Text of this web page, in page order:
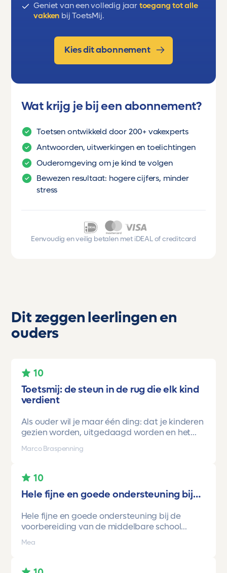
Geniet van een volledig jaar toegang tot alle
vakken bij ToetsMij.
Kies dit abonnement
Wat krijg je bij een abonnement?
Toetsen ontwikkeld door 200+ vakexperts
Antwoorden, uitwerkingen en toelichtingen
Ouderomgeving om je kind te volgen
Bewezen resultaat: hogere cijfers, minder
stress
Eenvoudig en veilig betalen met iDEAL of creditcard
Dit zeggen leerlingen en
ouders
10
Toetsmij: de steun in de rug die elk kind
verdient
Als ouder wil je maar één ding: dat je kinderen
gezien worden, uitgedaagd worden en het
zelf soms denken. Voor ons is Toetsmij daarin
kader. Een lieve, slimme meid, maar soms
toetsen van Toetsmij.....helder, betrouwbaar,
precies op niveau en altijd met ruimte om te
groeien kreeg ze stap voor stap het
Ze stroomde door naar de havo, haalde haar
Marco Braspenning
10
Hele fijne en goede ondersteuning bij…
Hele fijne en goede ondersteuning bij de
voorbereiding van de middelbare school
toetsen. Havo/vwo brugjaren gebruik
gemaakt van Toetsmij. Realistische toetsen.
omhoog gegaan maar ook het begrip van de
Mea